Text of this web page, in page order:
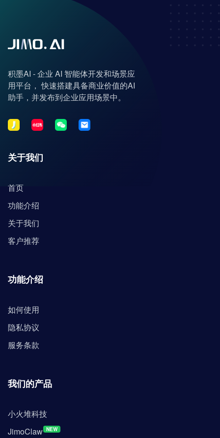
积墨AI - 企业 AI 智能体开发和场景应
用平台， 快速搭建具备商业价值的AI
助手，并发布到企业应用场景中。
关于我们
首页
功能介绍
关于我们
客户推荐
功能介绍
如何使用
隐私协议
服务条款
我们的产品
小火堆科技
JimoClaw NEW